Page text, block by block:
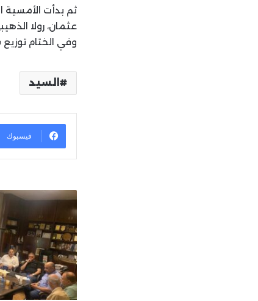
ثم بدأت
عثمان، رولا
وفي الختام
السيد
فيسبوك